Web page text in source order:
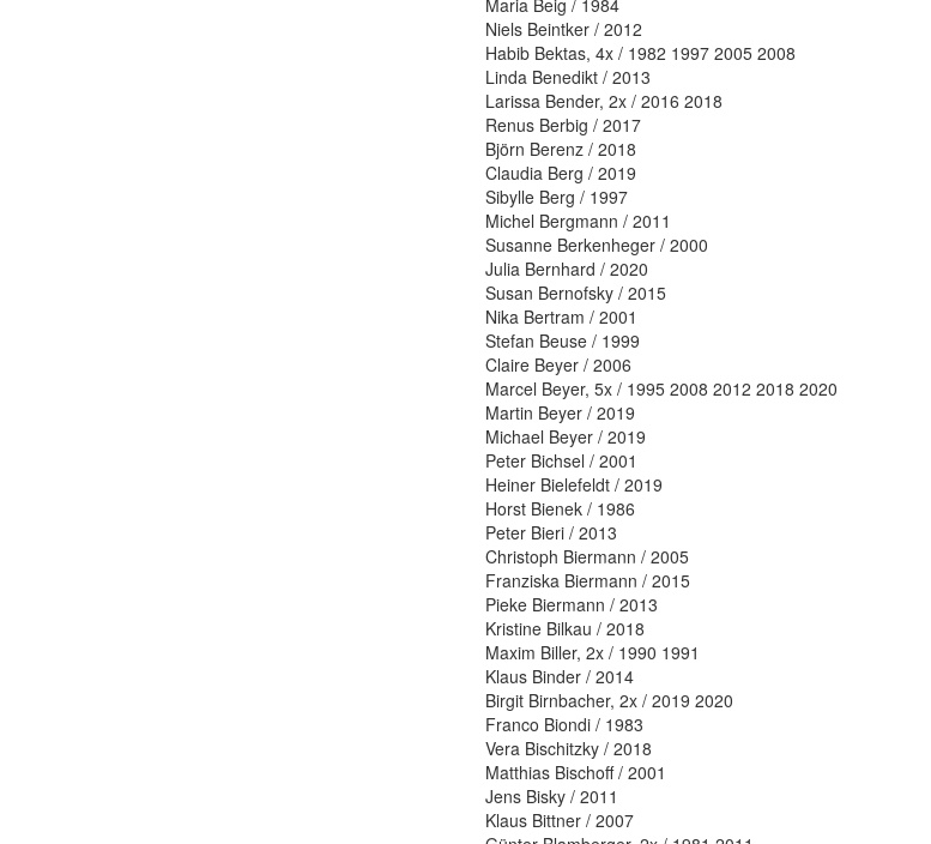
Maria Beig / 1984
Niels Beintker / 2012
Habib Bektas, 4x / 1982 1997 2005 2008
Linda Benedikt / 2013
Larissa Bender, 2x / 2016 2018
Renus Berbig / 2017
Björn Berenz / 2018
Claudia Berg / 2019
Sibylle Berg / 1997
Michel Bergmann / 2011
Susanne Berkenheger / 2000
Julia Bernhard / 2020
Susan Bernofsky / 2015
Nika Bertram / 2001
Stefan Beuse / 1999
Claire Beyer / 2006
Marcel Beyer, 5x / 1995 2008 2012 2018 2020
Martin Beyer / 2019
Michael Beyer / 2019
Peter Bichsel / 2001
Heiner Bielefeldt / 2019
Horst Bienek / 1986
Peter Bieri / 2013
Christoph Biermann / 2005
Franziska Biermann / 2015
Pieke Biermann / 2013
Kristine Bilkau / 2018
Maxim Biller, 2x / 1990 1991
Klaus Binder / 2014
Birgit Birnbacher, 2x / 2019 2020
Franco Biondi / 1983
Vera Bischitzky / 2018
Matthias Bischoff / 2001
Jens Bisky / 2011
Klaus Bittner / 2007